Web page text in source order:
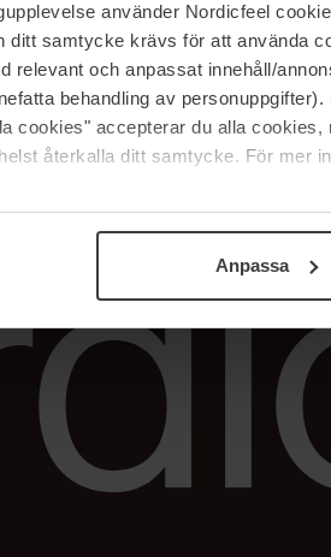
använder Nordicfeel
ditt samtycke krävs för att använda
relevant och anpassat innehåll/
behandling av
cookies" accepterar du alla
återkalla ditt samtycke. För mer
Anpassa
Vår butik
Våra varumärken
Jobba hos oss
Samarbeta med oss
The Beauty Edit